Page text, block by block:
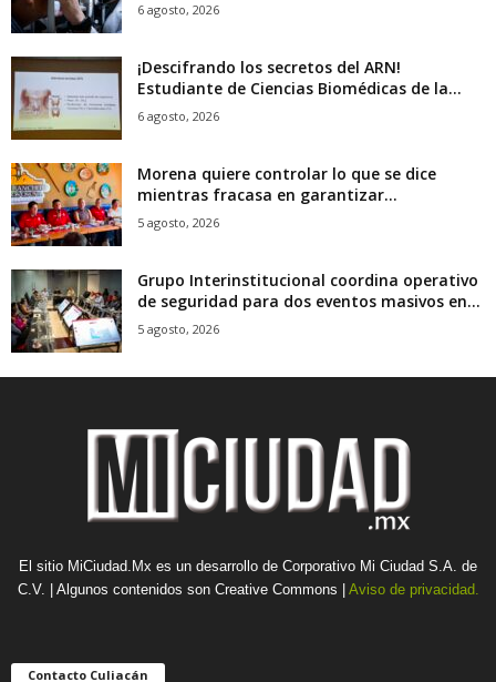
6 agosto, 2026
¡Descifrando los secretos del ARN!
Estudiante de Ciencias Biomédicas de la...
6 agosto, 2026
Morena quiere controlar lo que se dice
mientras fracasa en garantizar...
5 agosto, 2026
Grupo Interinstitucional coordina operativo
de seguridad para dos eventos masivos en...
5 agosto, 2026
El sitio MiCiudad.Mx es un desarrollo de Corporativo Mi Ciudad S.A. de
C.V. | Algunos contenidos son Creative Commons | Aviso de privacidad.
Contacto Culiacán